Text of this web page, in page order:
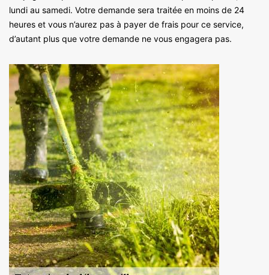
lundi au samedi. Votre demande sera traitée en moins de 24
heures et vous n’aurez pas à payer de frais pour ce service,
d’autant plus que votre demande ne vous engagera pas.